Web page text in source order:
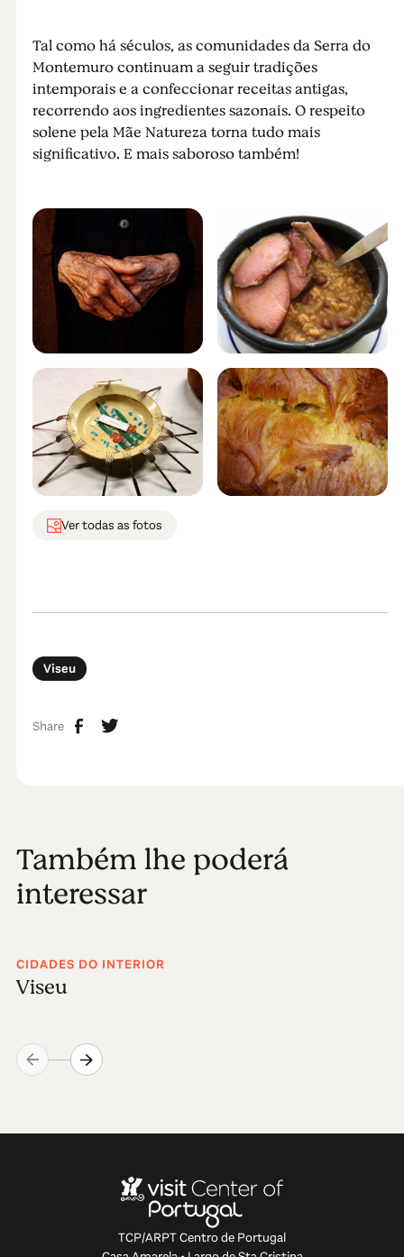
Tal como há séculos, as comunidades da Serra do
Montemuro continuam a seguir tradições
intemporais e a confeccionar receitas antigas,
recorrendo aos ingredientes sazonais. O respeito
solene pela Mãe Natureza torna tudo mais
significativo. E mais saboroso também!
Ver todas as fotos
Viseu
Share
Também lhe poderá
interessar
CIDADES DO INTERIOR
Viseu
TCP/ARPT Centro de Portugal